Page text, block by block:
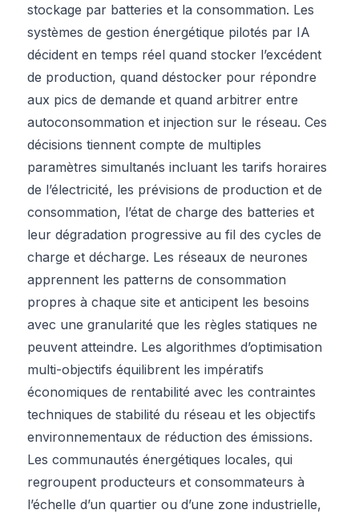
stockage par batteries et la consommation. Les
systèmes de gestion énergétique pilotés par IA
décident en temps réel quand stocker l’excédent
de production, quand déstocker pour répondre
aux pics de demande et quand arbitrer entre
autoconsommation et injection sur le réseau. Ces
décisions tiennent compte de multiples
paramètres simultanés incluant les tarifs horaires
de l’électricité, les prévisions de production et de
consommation, l’état de charge des batteries et
leur dégradation progressive au fil des cycles de
charge et décharge. Les réseaux de neurones
apprennent les patterns de consommation
propres à chaque site et anticipent les besoins
avec une granularité que les règles statiques ne
peuvent atteindre. Les algorithmes d’optimisation
multi-objectifs équilibrent les impératifs
économiques de rentabilité avec les contraintes
techniques de stabilité du réseau et les objectifs
environnementaux de réduction des émissions.
Les communautés énergétiques locales, qui
regroupent producteurs et consommateurs à
l’échelle d’un quartier ou d’une zone industrielle,